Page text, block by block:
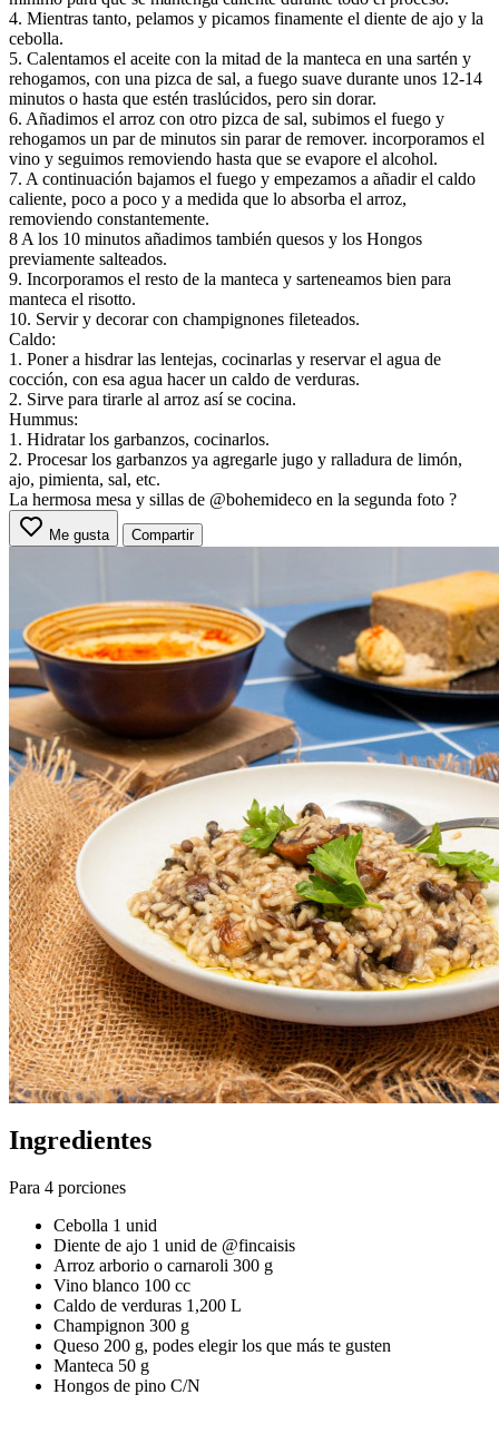
4. Mientras tanto, pelamos y picamos finamente el diente de ajo y la
cebolla.
5. Calentamos el aceite con la mitad de la manteca en una sartén y
rehogamos, con una pizca de sal, a fuego suave durante unos 12-14
minutos o hasta que estén traslúcidos, pero sin dorar.
6. Añadimos el arroz con otro pizca de sal, subimos el fuego y
rehogamos un par de minutos sin parar de remover. incorporamos el
vino y seguimos removiendo hasta que se evapore el alcohol.
7. A continuación bajamos el fuego y empezamos a añadir el caldo
caliente, poco a poco y a medida que lo absorba el arroz,
removiendo constantemente.
8 A los 10 minutos añadimos también quesos y los Hongos
previamente salteados.
9. Incorporamos el resto de la manteca y sarteneamos bien para
manteca el risotto.
10. Servir y decorar con champignones fileteados.
Caldo:
1. Poner a hisdrar las lentejas, cocinarlas y reservar el agua de
cocción, con esa agua hacer un caldo de verduras.
2. Sirve para tirarle al arroz así se cocina.
Hummus:
1. Hidratar los garbanzos, cocinarlos.
2. Procesar los garbanzos ya agregarle jugo y ralladura de limón,
ajo, pimienta, sal, etc.
La hermosa mesa y sillas de @bohemideco en la segunda foto ?
Me gusta Compartir
Ingredientes
Para 4 porciones
Cebolla 1 unid
Diente de ajo 1 unid de @fincaisis
Arroz arborio o carnaroli 300 g
Vino blanco 100 cc
Caldo de verduras 1,200 L
Champignon 300 g
Queso 200 g, podes elegir los que más te gusten
Manteca 50 g
Hongos de pino C/N